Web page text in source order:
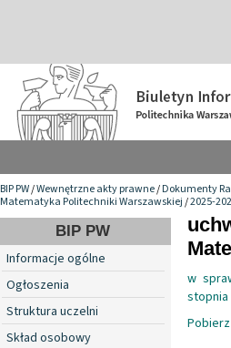
BIP PW/Wewnętrzne akty prawne/Dokumenty
Matematyka Politechniki Warszawskiej/2025-
BIP PW
Informacje ogólne
Ogłoszenia
Struktura uczelni
Skład osobowy
w
stopnia